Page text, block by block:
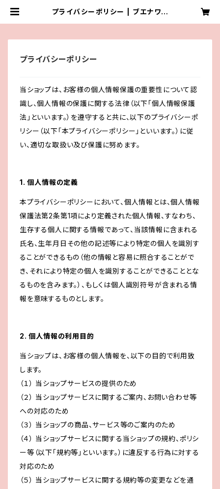
プライバシーポリシー | ブエナワイ
プライバシーポリシー
当ショップは、お客様の個人情報保護の重要性について認
識し、個人情報の保護に関する法律（以下「個人情報保護
法」といいます。）を遵守すると共に、以下のプライバシーポ
リシー（以下「本プライバシーポリシー」といいます。）に従
い、適切な取扱い及び保護に努めます。
1. 個人情報の定義
本プライバシーポリシーにおいて、個人情報とは、個人情報
保護法第2条第1項により定義された個人情報、すなわち、
生存する個人に関する情報であって、当該情報に含まれる
氏名、生年月日その他の記述等により特定の個人を識別す
ることができるもの（他の情報と容易に照合することがで
き、それにより特定の個人を識別することができることとな
るものを含みます。）、もしくは個人識別符号が含まれる情
報を意味するものとします。
2. 個人情報の利用目的
当ショップは、お客様の個人情報を、以下の目的で利用致
します。
（１） 当ショップサービスの提供のため
（２） 当ショップサービスに関するご案内、お問い合わせ等
への対応のため
（３） 当ショップの商品、サービス等のご案内のため
（４） 当ショップサービスに関する当ショップの規約、ポリシ
ー等（以下「規約等」といいます。）に違反する行為に対する
対応のため
（５） 当ショップサービスに関する規約等の変更などを通